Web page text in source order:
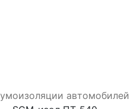
автомобилей